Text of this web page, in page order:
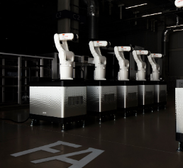
#物流の未来を考える
#クルマ
#ロボットと人の関係性はどうな
#デザイナーの1日
#カーボン